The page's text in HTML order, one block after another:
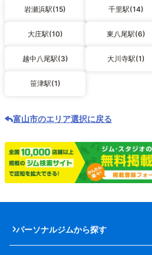
岩瀬浜駅(15) 千里駅(14)
大庄駅(10) 東八尾駅(6)
越中八尾駅(3) 大川寺駅(1)
笹津駅(1)
富山市のエリア選択に戻る
パーソナルジムから探す